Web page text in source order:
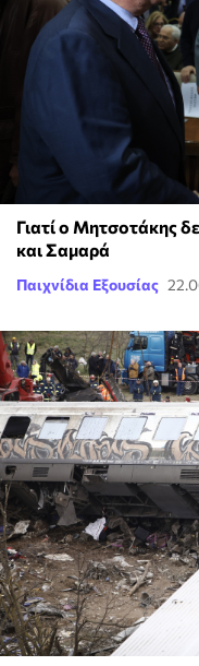
Γιατί ο Μητσοτάκης
και Σαμαρά
Παιχνίδια Εξουσίας